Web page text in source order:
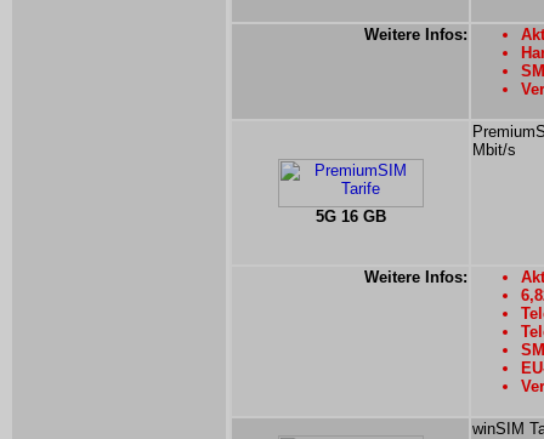
Weitere Infos:
5G 16 GB
Mbit/s
Weitere Infos:
winSIM